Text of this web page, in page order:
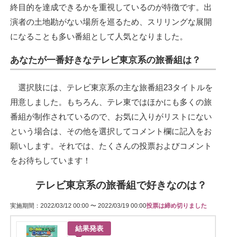
終目的を達成できるかを重視しているのが特徴です。出
演者の土地勘がない場所を巡るため、スリリングな展開
になることも多い番組として人気となりました。
あなたが一番好きなテレビ東京系の旅番組は？
選択肢には、テレビ東京系の主な旅番組23タイトルを
用意しました。もちろん、テレ東ではほかにも多くの旅
番組が制作されているので、お気に入りがリストにない
という場合は、その他を選択してコメント欄に記入をお
願いします。それでは、たくさんの投票およびコメント
をお待ちしています！
テレビ東京系の旅番組で好きなのは？
実施期間：2022/03/12 00:00 〜 2022/03/19 00:00投票は締め切りました
結果発表